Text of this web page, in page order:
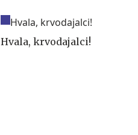
Hvala, krvodajalci!